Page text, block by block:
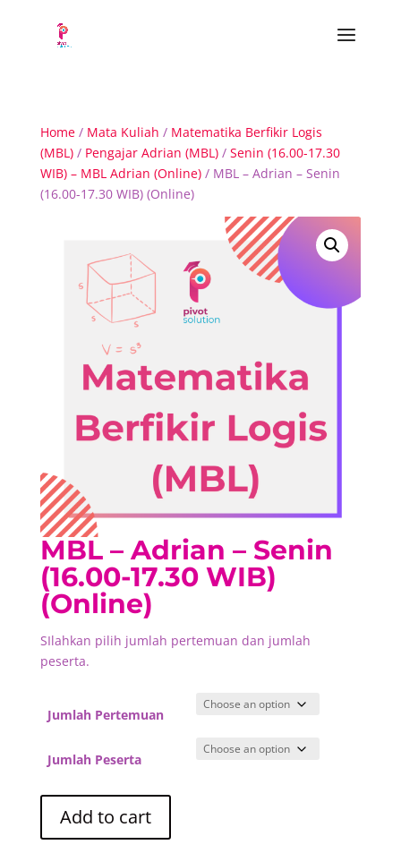
Home/ Mata Kuliah / Matematika Berfikir Logis
(MBL)/ Pengajar Adrian (MBL)/ Senin (16.00-17.30
WIB) – MBL Adrian (Online)/ MBL – Adrian – Senin
(16.00-17.30 WIB) (Online)
MBL – Adrian – Senin
(16.00-17.30 WIB)
(Online)
SIlahkan pilih jumlah pertemuan dan jumlah
peserta.
Jumlah Pertemuan
Jumlah Peserta
Add to cart